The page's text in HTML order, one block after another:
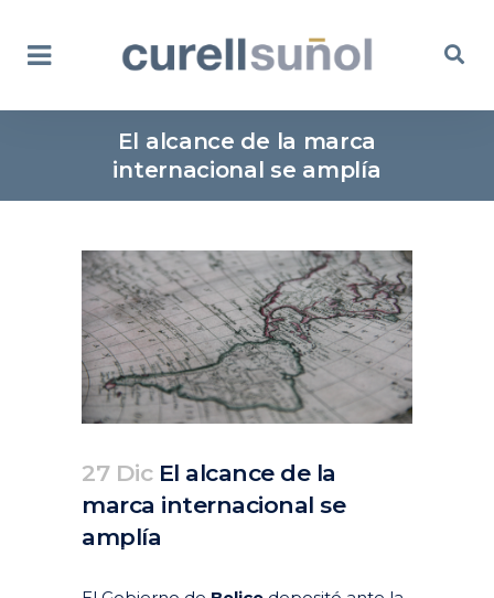
El alcance de la marca
internacional se amplía
27 DicEl alcance de la
marca internacional se
amplía